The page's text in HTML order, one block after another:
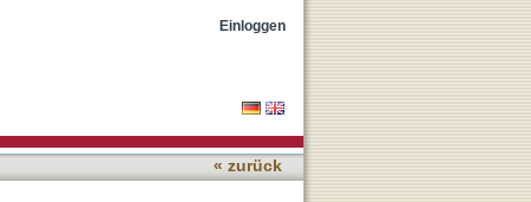
inhibitory control and
Einloggen
« zurück